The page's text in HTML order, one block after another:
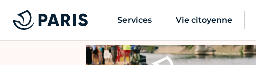
Services Vie citoyenne